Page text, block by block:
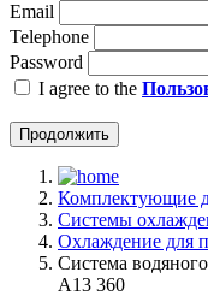
Email
Telephone
Password
I agree to the
Продолжить
Комплектующие
Системы
Охлаждение для
Система
A13 360